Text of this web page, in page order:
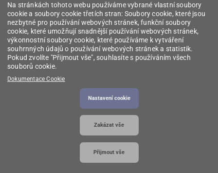
Registr energetických společenství
Registr zprostředkovatelů
Srovnávače
Vyhledávač licencí
2026 © Energetický regulační úřad
poskytovány v souladu se zákonem č. 106/1999
Sb., o svobodném přístupu k informacím.
Na stránkách tohoto webu používáme vybrané vlastní soubory
cookie a soubory cookie třetích stran: Soubory cookie, které jsou
nezbytné pro používání webových stránek, funkční soubory
cookie, které umožňují snadnější používání webových stránek,
výkonnostní soubory cookie, které používáme k vytváření
souhrnných údajů o používání webových stránek a statistik.
Pokud zvolíte "Přijmout vše", souhlasíte s používáním všech
souborů cookie.
Dokumentace Cookie
Nastavení cookie
Zakázat vše
Přijmout vše